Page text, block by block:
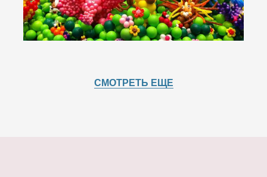
СМОТРЕТЬ ЕЩЕ